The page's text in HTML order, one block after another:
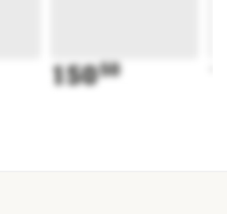
15050